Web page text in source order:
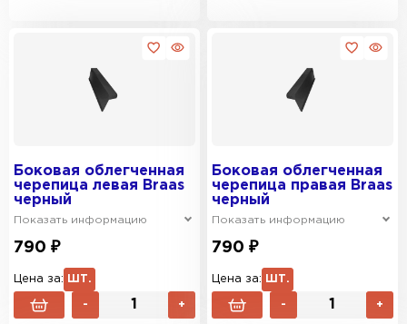
Боковая облегченная
черепица левая Braas
черный
Показать информацию
790 ₽
Цена за: ШТ.
- +
Боковая облегченная
черепица правая Braas
черный
Показать информацию
790 ₽
Цена за: ШТ.
- +